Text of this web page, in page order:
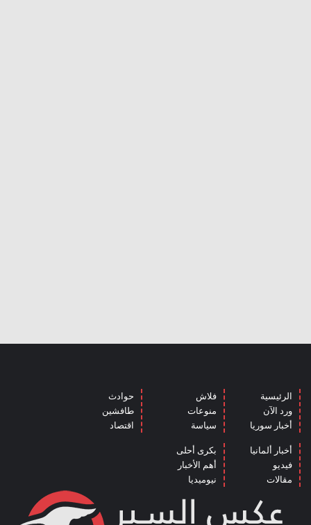
الرئيسية
ورد الآن
أخبار سوريا
فلاش
منوعات
سياسة
حوادث
طافشين
اقتصاد
أخبار ألمانيا
فيديو
مقالات
بكرى أحلى
أهم الأخبار
نيوميديا